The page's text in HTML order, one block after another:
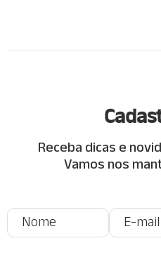
Receba dicas e
Vamos nos